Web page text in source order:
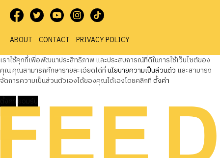
ABOUT CONTACT
PRIVACY POLICY
เราใช้คุกกี้เพื่อพัฒนาประสิทธิภาพ และประสบการณ์ที่ดีในการใช้เว็บไซต์ของ
คุณ คุณสามารถศึกษารายละเอียดได้ที่นโยบายความเป็นส่วนตัว และสามารถ
จัดการความเป็นส่วนตัวเองได้ของคุณได้เองโดยคลิกที่ตั้งค่า